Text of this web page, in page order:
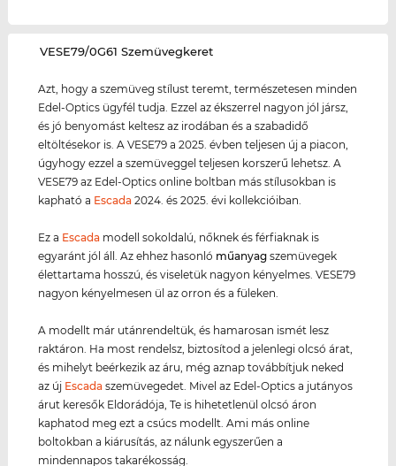
‌VESE79/0G61 Szemüvegkeret
Azt, hogy a szemüveg stílust teremt, természetesen minden
Edel-Optics ügyfél tudja. Ezzel az ékszerrel nagyon jól jársz,
és jó benyomást keltesz az irodában és a szabadidő
eltöltésekor is. A VESE79 a 2025. évben teljesen új a piacon,
úgyhogy ezzel a szemüveggel teljesen korszerű lehetsz. A
VESE79 az Edel-Optics online boltban más stílusokban is
kapható a Escada 2024. és 2025. évi kollekcióiban.
Ez a Escada modell sokoldalú, nőknek és férfiaknak is
egyaránt jól áll. Az ehhez hasonló műanyag szemüvegek
élettartama hosszú, és viseletük nagyon kényelmes. VESE79
nagyon kényelmesen ül az orron és a füleken.
A modellt már utánrendeltük, és hamarosan ismét lesz
raktáron. Ha most rendelsz, biztosítod a jelenlegi olcsó árat,
és mihelyt beérkezik az áru, még aznap továbbítjuk neked
az új Escada szemüvegedet. Mivel az Edel-Optics a jutányos
árut keresők Eldorádója, Te is hihetetlenül olcsó áron
kaphatod meg ezt a csúcs modellt. Ami más online
boltokban a kiárusítás, az nálunk egyszerűen a
mindennapos takarékosság.